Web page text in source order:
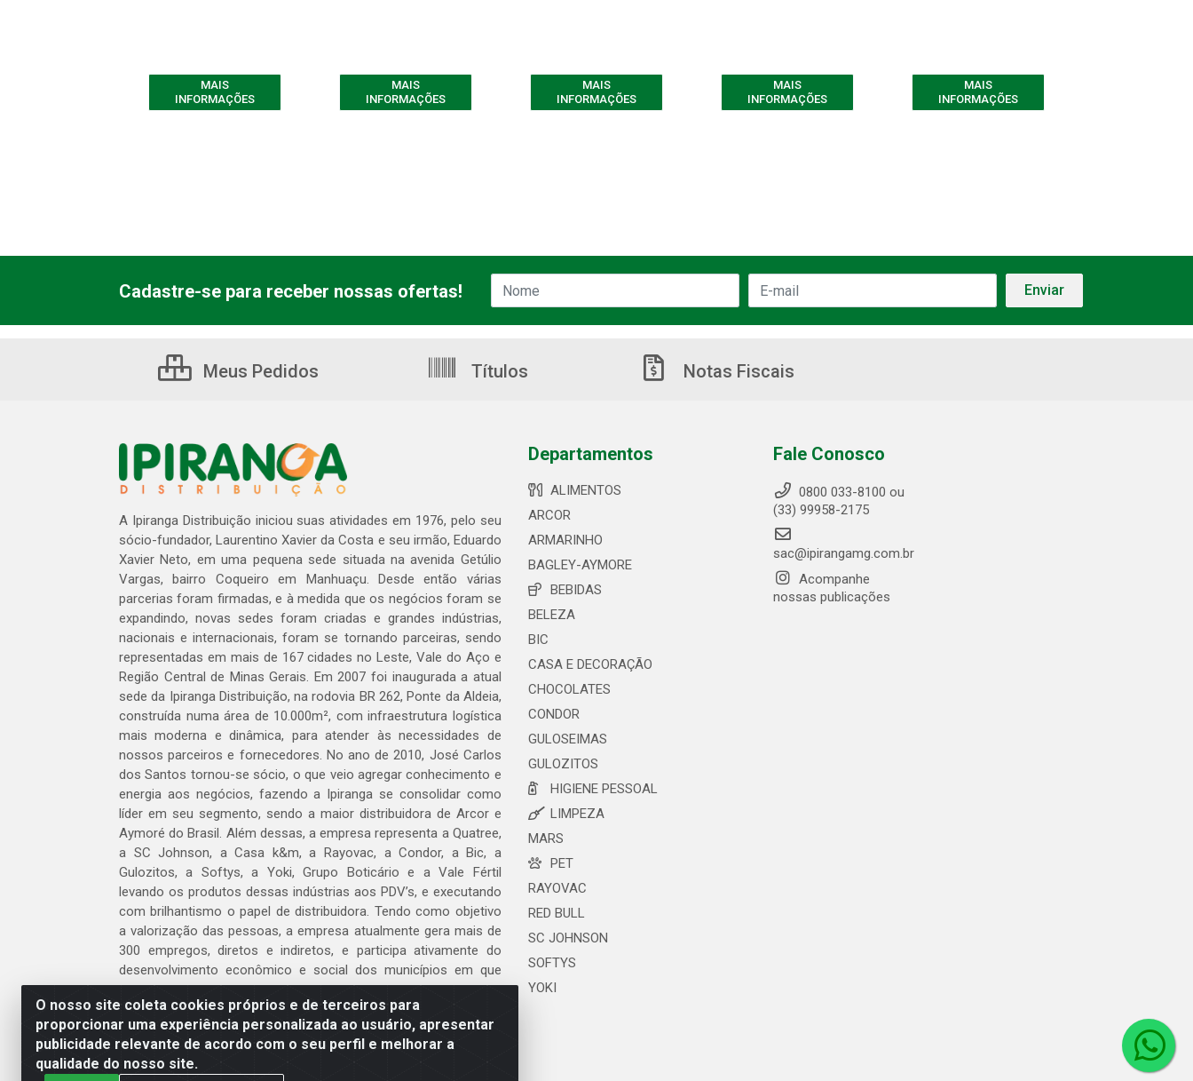
MAIS
INFORMAÇÕES
MAIS
INFORMAÇÕES
MAIS
INFORMAÇÕES
MAIS
INFORMAÇÕES
MAIS
INFORMAÇÕES
O nosso site coleta cookies próprios e de terceiros para
proporcionar uma experiência personalizada ao usuário, apresentar
publicidade relevante de acordo com o seu perfil e melhorar a
qualidade do nosso site.
Cadastre-se para receber nossas ofertas!
Meus Pedidos Títulos Notas Fiscais
A Ipiranga Distribuição iniciou suas atividades em 1976, pelo seu
sócio-fundador, Laurentino Xavier da Costa e seu irmão, Eduardo
Xavier Neto, em uma pequena sede situada na avenida Getúlio
Vargas, bairro Coqueiro em Manhuaçu. Desde então várias
parcerias foram firmadas, e à medida que os negócios foram se
expandindo, novas sedes foram criadas e grandes indústrias,
nacionais e internacionais, foram se tornando parceiras, sendo
representadas em mais de 167 cidades no Leste, Vale do Aço e
Região Central de Minas Gerais. Em 2007 foi inaugurada a atual
sede da Ipiranga Distribuição, na rodovia BR 262, Ponte da Aldeia,
construída numa área de 10.000m², com infraestrutura logística
mais moderna e dinâmica, para atender às necessidades de
nossos parceiros e fornecedores. No ano de 2010, José Carlos
dos Santos tornou-se sócio, o que veio agregar conhecimento e
energia aos negócios, fazendo a Ipiranga se consolidar como
líder em seu segmento, sendo a maior distribuidora de Arcor e
Aymoré do Brasil. Além dessas, a empresa representa a Quatree,
a SC Johnson, a Casa k&m, a Rayovac, a Condor, a Bic, a
Gulozitos, a Softys, a Yoki, Grupo Boticário e a Vale Fértil
levando os produtos dessas indústrias aos PDV’s, e executando
com brilhantismo o papel de distribuidora. Tendo como objetivo
a valorização das pessoas, a empresa atualmente gera mais de
300 empregos, diretos e indiretos, e participa ativamente do
desenvolvimento econômico e social dos municípios em que
atua.
Venha fazer parte do nosso time!
Clique aqui
Departamentos
ALIMENTOS
ARCOR
ARMARINHO
BAGLEY-AYMORE
BEBIDAS
BELEZA
BIC
CASA E DECORAÇÃO
CHOCOLATES
CONDOR
GULOSEIMAS
GULOZITOS
HIGIENE PESSOAL
LIMPEZA
MARS
PET
RAYOVAC
RED BULL
SC JOHNSON
SOFTYS
YOKI
Fale Conosco
0800 033-8100 ou
(33) 99958-2175
sac@ipirangamg.com.br
Acompanhe
nossas publicações